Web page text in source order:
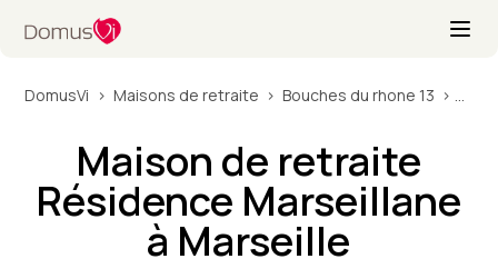
DomusVi Maisons de retraite Bouches du rhone 13
Maison de retraite
Résidence Marseillane
à Marseille